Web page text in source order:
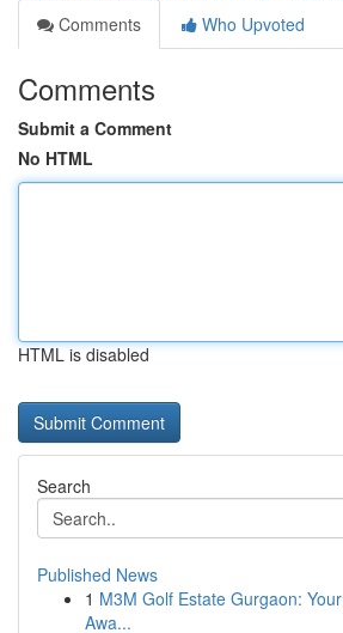
Comments
Who Upvoted
Comments
Submit a Comment
No HTML
HTML is disabled
Search
Published News
1 M3M Golf Estate Gurgaon:
Awa...